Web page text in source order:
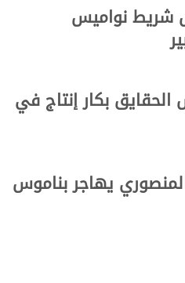
شريط نواميس
بكار إنتاج في
يهاجر بناموس